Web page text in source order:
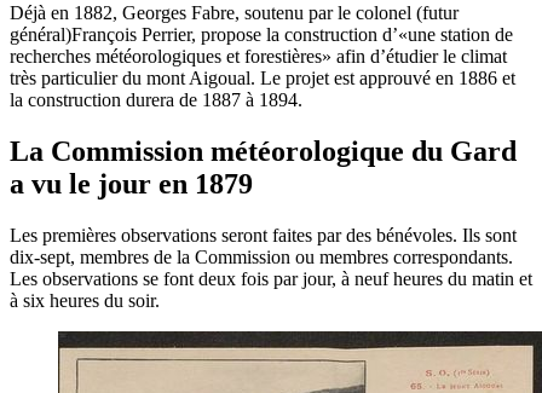
Déjà en 1882, Georges Fabre, soutenu par le colonel (futur
général)François Perrier, propose la construction d’«une station de
recherches météorologiques et forestières» afin d’étudier le climat
très particulier du mont Aigoual. Le projet est approuvé en 1886 et
la construction durera de 1887 à 1894.
La Commission météorologique du Gard
a vu le jour en 1879
Les premières observations seront faites par des bénévoles. Ils sont
dix-sept, membres de la Commission ou membres correspondants.
Les observations se font deux fois par jour, à neuf heures du matin et
à six heures du soir.